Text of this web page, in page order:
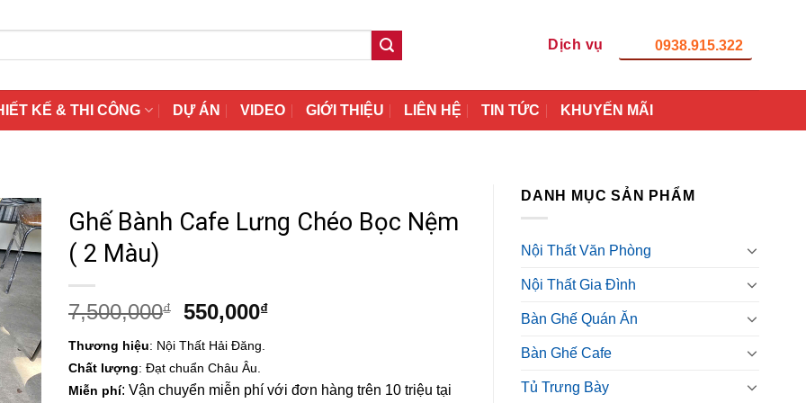
Dịch vụ 0938.915.322
KẾ & THI CÔNG DỰ ÁN VIDEO GIỚI THIỆU LIÊN HỆ TIN TỨC KHUYẾN MÃI
DANH MỤC SẢN PHẨM
Nội Thất Văn Phòng
Nội Thất Gia Đình
Bàn Ghế Quán Ăn
Bàn Ghế Cafe
Tủ Trưng Bày
Ghế Bành Cafe Lưng Chéo Bọc Nệm
( 2 Màu)
7,500,000₫
Giá
là:
7,500,000₫.
550,000₫Giá
550,000₫.
Thương hiệu: Nội Thất Hải Đăng.
Chất lượng: Đạt chuẩn Châu Âu.
Miễn phí: Vận chuyển miễn phí với đơn hàng trên 10 triệu tại